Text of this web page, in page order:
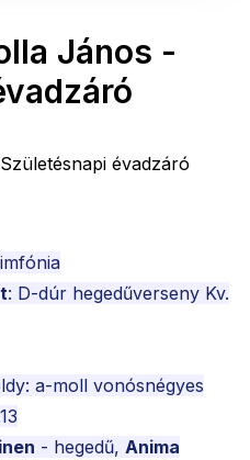
János -
évadzáró
: D-dúr hegedűverseny Kv.
a-moll vonósnégyes
- hegedű, Anima